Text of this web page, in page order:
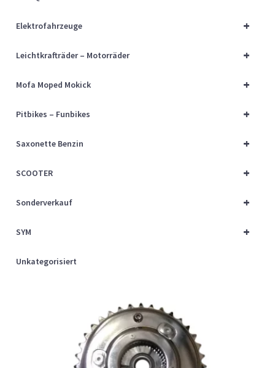
Widerrufsbelehrung
Cart
Checkout
+
Elektrofahrzeuge
+
Leichtkrafträder – Motorräder
+
Mofa Moped Mokick
+
Pitbikes – Funbikes
+
Saxonette Benzin
+
SCOOTER
+
Sonderverkauf
+
SYM
Unkategorisiert